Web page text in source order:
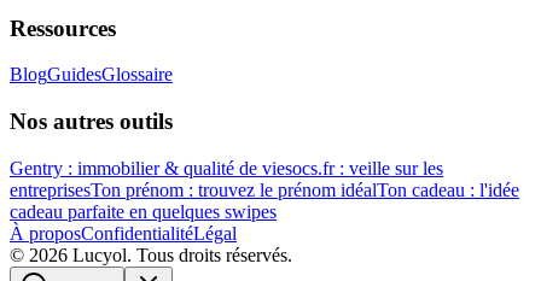
Ressources
BlogGuidesGlossaire
Nos autres outils
Gentry : immobilier & qualité de viesocs.fr : veille sur les
entreprisesTon prénom : trouvez le prénom idéalTon cadeau : l'idée
cadeau parfaite en quelques swipes
À proposConfidentialitéLégal
© 2026 Lucyol. Tous droits réservés.